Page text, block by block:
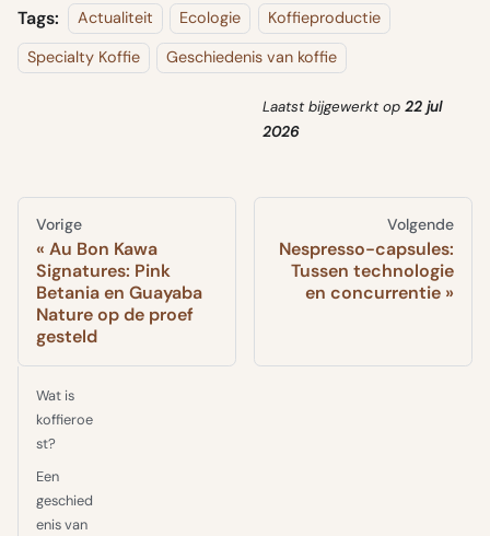
Tags: Actualiteit Ecologie
Koffieproductie
Specialty Koffie
Geschiedenis van koffie
Laatst bijgewerktop 22 jul
2026
Vorige
Au Bon Kawa
Signatures: Pink
Betania en Guayaba
Nature op de proef
gesteld
Volgende
Nespresso-capsules:
Tussen technologie
en concurrentie
Wat is
koffieroe
st?
Een
geschied
enis van